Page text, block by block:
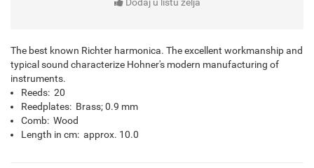
The best known Richter harmonica. The excellent workmanship and
typical sound characterize Hohner's modern manufacturing of
instruments.
Reeds: 20
Reedplates: Brass; 0.9 mm
Comb: Wood
Length in cm: approx. 10.0